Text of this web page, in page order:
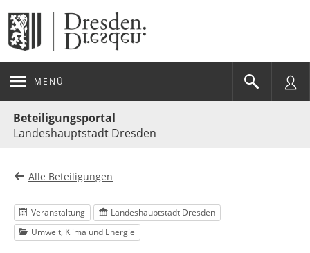
MENÜ
Beteiligungsportal
Landeshauptstadt Dresden
Alle Beteiligungen
Veranstaltung
Landeshauptstadt Dresden
Umwelt, Klima und Energie